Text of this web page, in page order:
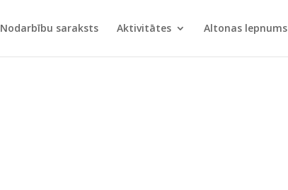
Nodarbību saraksts Aktivitātes Altonas lepnums